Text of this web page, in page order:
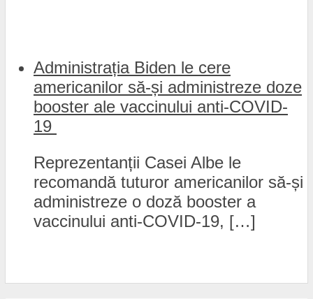
Administrația Biden le cere
americanilor să-și administreze doze
booster ale vaccinului anti-COVID-
19
Reprezentanții Casei Albe le
recomandă tuturor americanilor să-și
administreze o doză booster a
vaccinului anti-COVID-19, […]